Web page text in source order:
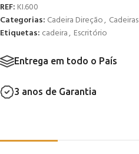
REF: KI.600
Categorias: Cadeira Direção, Cadeiras
Etiquetas: cadeira, Escritório
Entrega em todo o País
3 anos de Garantia